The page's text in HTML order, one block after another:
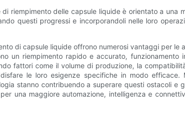
riempimento delle capsule liquide è orientato a
questi progressi e incorporandoli nelle loro
di capsule liquide offrono numerosi vantaggi per
un riempimento rapido e accurato,
fattori come il volume di produzione, la
le loro esigenze specifiche in modo
stanno contribuendo a superare questi ostacoli
una maggiore automazione, intelligenza e